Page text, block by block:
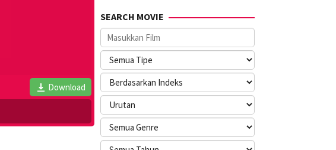
Download
SEARCH MOVIE